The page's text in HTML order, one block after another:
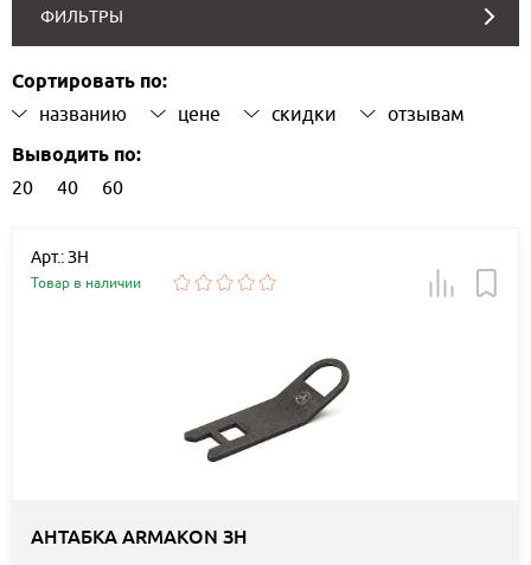
ФИЛЬТРЫ
Сортировать по:
названию цене скидки отзывам
Выводить по:
20 40 60
Арт.: ЗН
Товар в наличии
АНТАБКА ARMAKON ЗН